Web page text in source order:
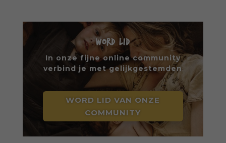
WORD LID
In onze fijne online community
verbind je met gelijkgestemden
WORD LID VAN ONZE
COMMUNITY